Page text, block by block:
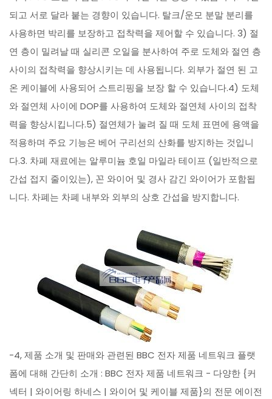
되고 서로 달라 붙는 경향이 있습니다. 탈크/운모 분말 분리를
사용하면 박리를 보장하고 접착력을 제어할 수 있습니다. 3) 절
연 층이 밀려날 때 실리콘 오일을 분사하여 주로 도체와 절연 층
사이의 접착력을 향상시키는 데 사용됩니다. 외부가 절연 된 고
온 케이블에 사용되어 스트리핑을 보장 할 수 있습니다.4) 도체
와 절연체 사이에 DOP를 사용하여 도체와 절연체 사이의 접착
력을 향상시킵니다.5) 절연체가 눌려 질 때 도체 표면에 용액을
적용하며 주요 기능은 베어 구리선의 산화를 방지하는 것입니
다.3. 차폐 재료에는 알루미늄 호일 마일라 테이프 (일반적으로
간섭 접지 줄이있는), 꼰 와이어 및 경사 감긴 와이어가 포함됩
니다. 차폐는 차폐 내부와 외부의 상호 간섭을 방지합니다.
-4, 제품 소개 및 판매와 관련된 BBC 전자 제품 네트워크 플랫
폼에 대해 간단히 소개 : BBC 전자 제품 네트워크 - 다양한 {커
넥터 | 와이어링 하네스 | 와이어 및 케이블 제품}의 전문 에이전